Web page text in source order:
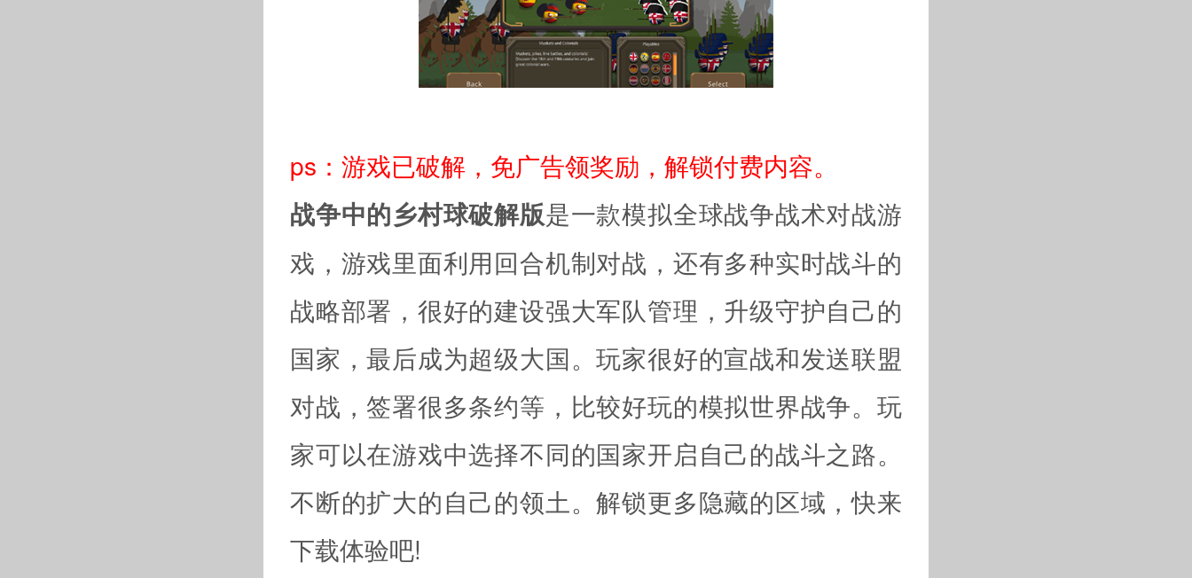
ps：游戏已破解，免广告领奖励，解锁付费内容。
战争中的乡村球破解版是一款模拟全球战争战术对战游
戏，游戏里面利用回合机制对战，还有多种实时战斗的
战略部署，很好的建设强大军队管理，升级守护自己的
国家，最后成为超级大国。玩家很好的宣战和发送联盟
对战，签署很多条约等，比较好玩的模拟世界战争。玩
家可以在游戏中选择不同的国家开启自己的战斗之路。
不断的扩大的自己的领土。解锁更多隐藏的区域，快来
下载体验吧!